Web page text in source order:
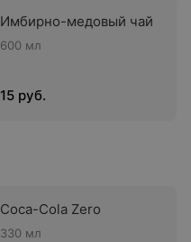
Имбирно-медовый чай
600 мл
15 руб.
Coca-Cola Zero
330 мл